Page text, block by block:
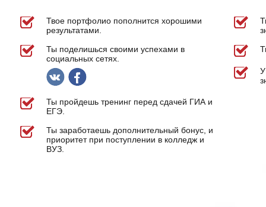
Твое портфолио пополнится хорошими
результатами.
Ты поделишься своими успехами в
социальных сетях.
Ты пройдешь тренинг перед сдачей ГИА и
ЕГЭ.
Ты заработаешь дополнительный бонус, и
приоритет при поступлении в колледж и
ВУЗ.
У